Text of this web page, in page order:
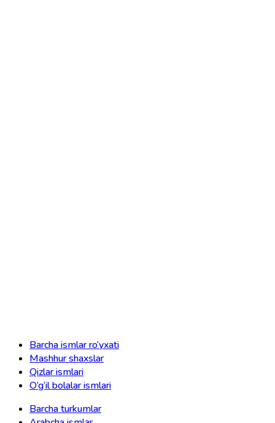
Barcha ismlar ro‘yxati
Mashhur shaxslar
Qizlar ismlari
O‘g‘il bolalar ismlari
Barcha turkumlar